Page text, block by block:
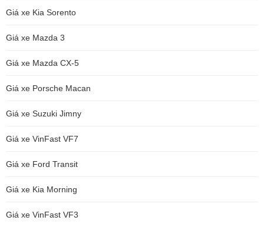
Giá xe Kia Sorento
Giá xe Mazda 3
Giá xe Mazda CX-5
Giá xe Porsche Macan
Giá xe Suzuki Jimny
Giá xe VinFast VF7
Giá xe Ford Transit
Giá xe Kia Morning
Giá xe VinFast VF3